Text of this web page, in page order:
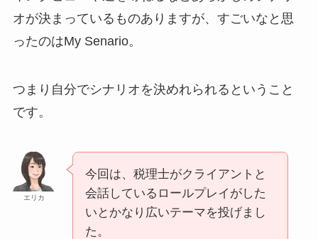
オが決まっているものありますが、すごいなと思
ったのはMy Senario。
つまり自分でシナリオを決めれられるということ
です。
エリカ
今回は、税理士がクライアントと
会話しているロールプレイがした
いとかなり広いテーマを投げまし
た。